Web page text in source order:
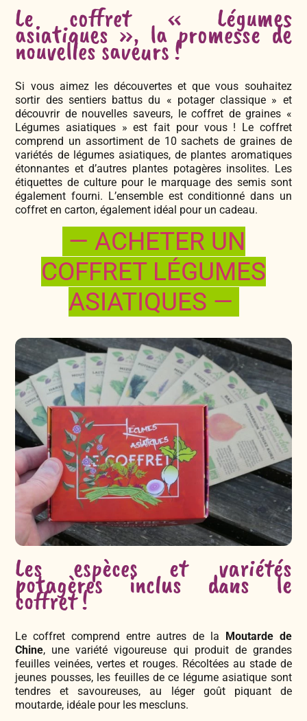
Le coffret « Légumes
asiatiques », la promesse de
nouvelles saveurs !
Si vous aimez les découvertes et que vous souhaitez
sortir des sentiers battus du « potager classique » et
découvrir de nouvelles saveurs, le coffret de graines «
Légumes asiatiques » est fait pour vous ! Le coffret
comprend un assortiment de 10 sachets de graines de
variétés de légumes asiatiques, de plantes aromatiques
étonnantes et d’autres plantes potagères insolites. Les
étiquettes de culture pour le marquage des semis sont
également fourni. L’ensemble est conditionné dans un
coffret en carton, également idéal pour un cadeau.
— ACHETER UN
COFFRET LÉGUMES
ASIATIQUES —
Les espèces et variétés
potagères inclus dans le
coffret !
Le coffret comprend entre autres de la Moutarde de
Chine, une variété vigoureuse qui produit de grandes
feuilles veinées, vertes et rouges. Récoltées au stade de
jeunes pousses, les feuilles de ce légume asiatique sont
tendres et savoureuses, au léger goût piquant de
moutarde, idéale pour les mescluns.